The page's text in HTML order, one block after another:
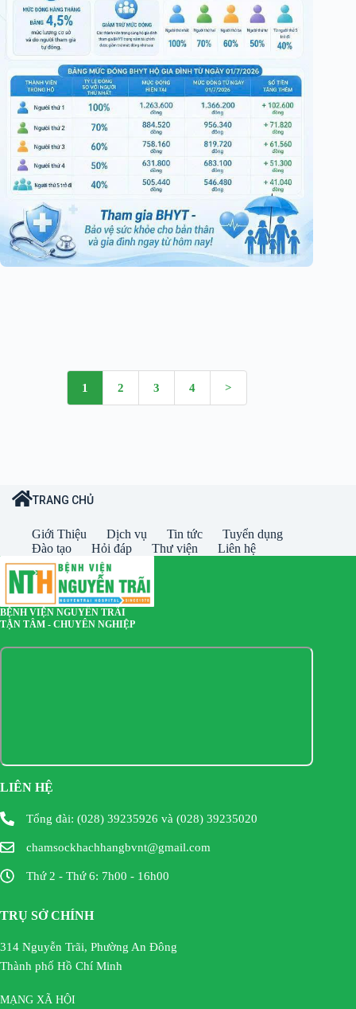
1 2 3 4 >
TRANG CHỦ
Giới Thiệu Dịch vụ Tin tức
Tuyển dụng
Đào tạo
Hỏi đáp Thư viện Liên hệ
BỆNH VIỆN NGUYỄN TRÃI
TẬN TÂM - CHUYÊN NGHIỆP
LIÊN HỆ
Tổng đài: (028) 39235926 và (028) 39235020
chamsockhachhangbvnt@gmail.com
Thứ 2 - Thứ 6: 7h00 - 16h00
TRỤ SỞ CHÍNH
314 Nguyễn Trãi, Phường An Đông
Thành phố Hồ Chí Minh
MẠNG XÃ HỘI